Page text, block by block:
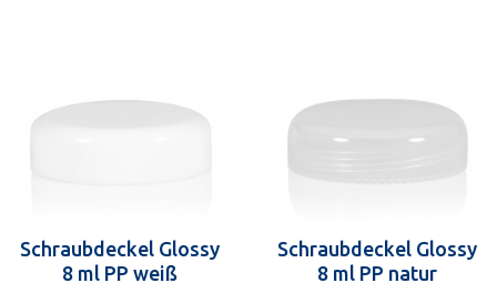
Schraubdeckel Glossy
8 ml PP weiß
Schraubdeckel Glossy
8 ml PP natur